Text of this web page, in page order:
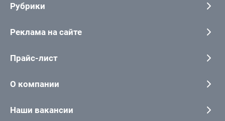
Рубрики
Реклама на сайте
Прайс-лист
О компании
Наши вакансии